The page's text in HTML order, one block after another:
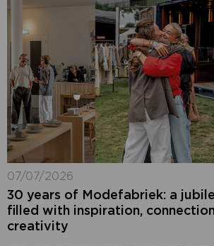
07/07/2026
30 years of Modefabriek: a
filled with inspiration,
creativity